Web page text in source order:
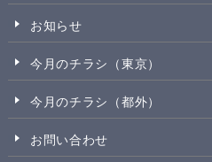
お知らせ
今月のチラシ（東京）
今月のチラシ（都外）
お問い合わせ